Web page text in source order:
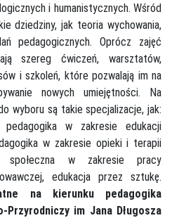
i humanistycznych. Wśród
dziedziny, jak teoria wychowania,
pedagogicznych. Oprócz zajęć
szereg ćwiczeń, warsztatów,
i szkoleń, które pozwalają im na
nowych umiejętności. Na
wyboru są takie specjalizacje, jak:
pedagogika w zakresie edukacji
w zakresie opieki i terapii
społeczna w zakresie pracy
edukacja przez sztukę.
na kierunku pedagogika
Przyrodniczy im Jana Długosza